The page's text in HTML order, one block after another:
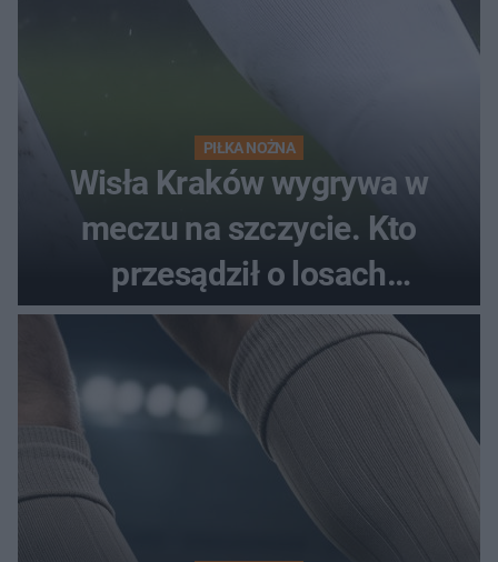
PIŁKA NOŻNA
Wisła Kraków wygrywa w
meczu na szczycie. Kto
przesądził o losach
spotkania?